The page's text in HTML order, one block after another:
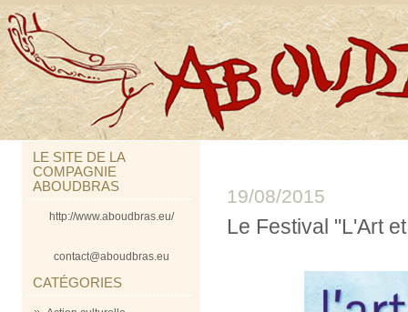
LE SITE DE LA
COMPAGNIE
ABOUDBRAS
http://www.aboudbras.eu/
contact@aboudbras.eu
CATÉGORIES
19/08/2015
Le Festival "L'Art